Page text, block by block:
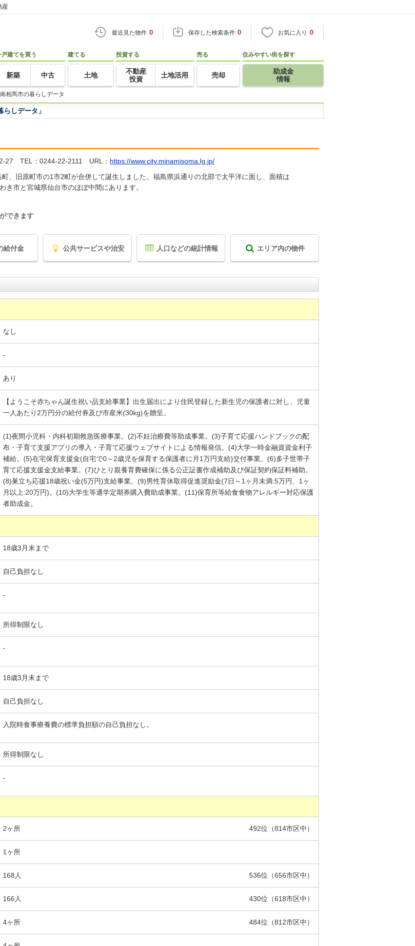
産
最近見た物件 0 保存した検索条件 0 お気に入り 0
戸建てを買う
新築 中古
建てる
土地
投資する
不動産
投資
土地活用
売る
売却
住みやすい街を探す
助成金
情報
南相馬市の暮らしデータ
しデータ」
2-27 TEL：0244-22-2111 URL： https://www.city.minamisoma.lg.jp/
、旧原町市の1市2町が合併して誕生しました。福島県浜通りの北部で太平洋に面し、面積は
き市と宮城県仙台市のほぼ中間にあります。
できます
給付金 公共サービスや治安 人口などの統計情報 エリア内の物件
なし
-
あり
【ようこそ赤ちゃん誕生祝い品支給事業】出生届出により住民登録した新生児の保護者に対し、児童
一人あたり2万円分の給付券及び市産米(30kg)を贈呈。
(1)夜間小児科・内科初期救急医療事業。(2)不妊治療費等助成事業。(3)子育て応援ハンドブックの配
布・子育て支援アプリの導入・子育て応援ウェブサイトによる情報発信。(4)大学一時金融資資金利子
補給。(5)在宅保育支援金(自宅で0～2歳児を保育する保護者に月1万円支給)交付事業。(6)多子世帯子
育て応援支援金支給事業。(7)ひとり親養育費確保に係る公正証書作成補助及び保証契約保証料補助。
(8)巣立ち応援18歳祝い金(5万円)支給事業。(9)男性育休取得促進奨励金(7日～1ヶ月未満:5万円、1ヶ
月以上:20万円)。(10)大学生等通学定期券購入費助成事業。(11)保育所等給食食物アレルギー対応保護
者助成金。
18歳3月末まで
自己負担なし
-
所得制限なし
-
18歳3月末まで
自己負担なし
入院時食事療養費の標準負担額の自己負担なし。
所得制限なし
-
2ヶ所 492位（814市区中）
1ヶ所
168人 536位（656市区中）
166人 430位（618市区中）
4ヶ所 484位（812市区中）